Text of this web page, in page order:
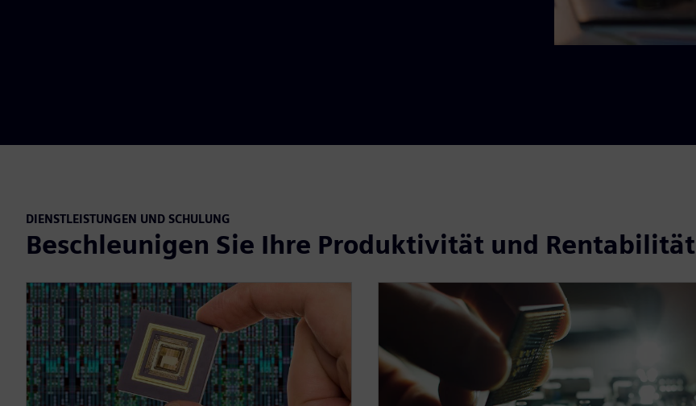
DIENSTLEISTUNGEN UND SCHULUNG
Beschleunigen Sie Ihre Produktivität und Rentabilität